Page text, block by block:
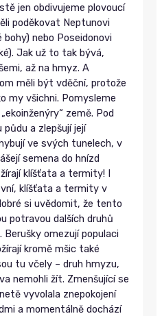
jen obdivujeme plovoucí
poděkovat Neptunovi
nebo Poseidonovi
Jak už to tak bývá,
až na hmyz. A
měli být vděční, protože
my všichni. Pomysleme
země. Pod
a zlepšují její
ve svých tunelech, v
semena do hnízd
klíšťata a termity! I
klíšťata a termity v
si uvědomit, že tento
potravou dalších druhů
omezují populaci
kromě mšic také
tu včely – druh hmyzu,
nemohli žít. Zmenšující se
vyvolala znepokojení
a momentálně dochází